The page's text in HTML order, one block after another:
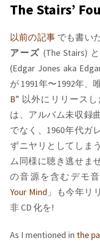
The Stairs’
以前の記事でも書い
アーズ (The Stairs) と
(Edgar Jones aka
が 1991年〜1992年、
B” 以外にリリースし
は、アルバム未収録
でなく、1960年代ガ
ずニヤリとしてしま
ム同様に聴き逃せま
の音源を含むデモ
Your Mind 」も今年リ
非 CD 化を!
As I mentioned in the